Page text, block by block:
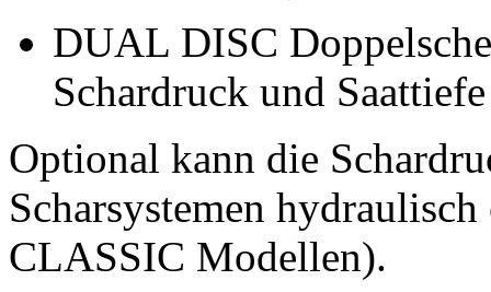
DUAL DISC
Schardruck und
Optional kann die
Scharsystemen
CLASSIC Modellen).